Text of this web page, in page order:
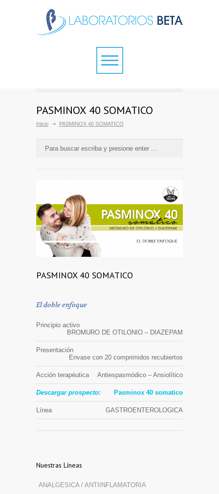
PASMINOX 40 SOMATICO
Inicio PASMINOX 40 SOMATICO
1
PASMINOX 40 SOMATICO
El doble enfoque
Principio activo
BROMURO DE OTILONIO – DIAZEPAM
Presentación
Envase con 20 comprimidos recubiertos
Acción terapéutica Antiespasmódico – Ansiolítico
Descargar prospecto: Pasminox 40 somatico
Línea GASTROENTEROLOGICA
Nuestras Líneas
ANALGESICA / ANTIINFLAMATORIA